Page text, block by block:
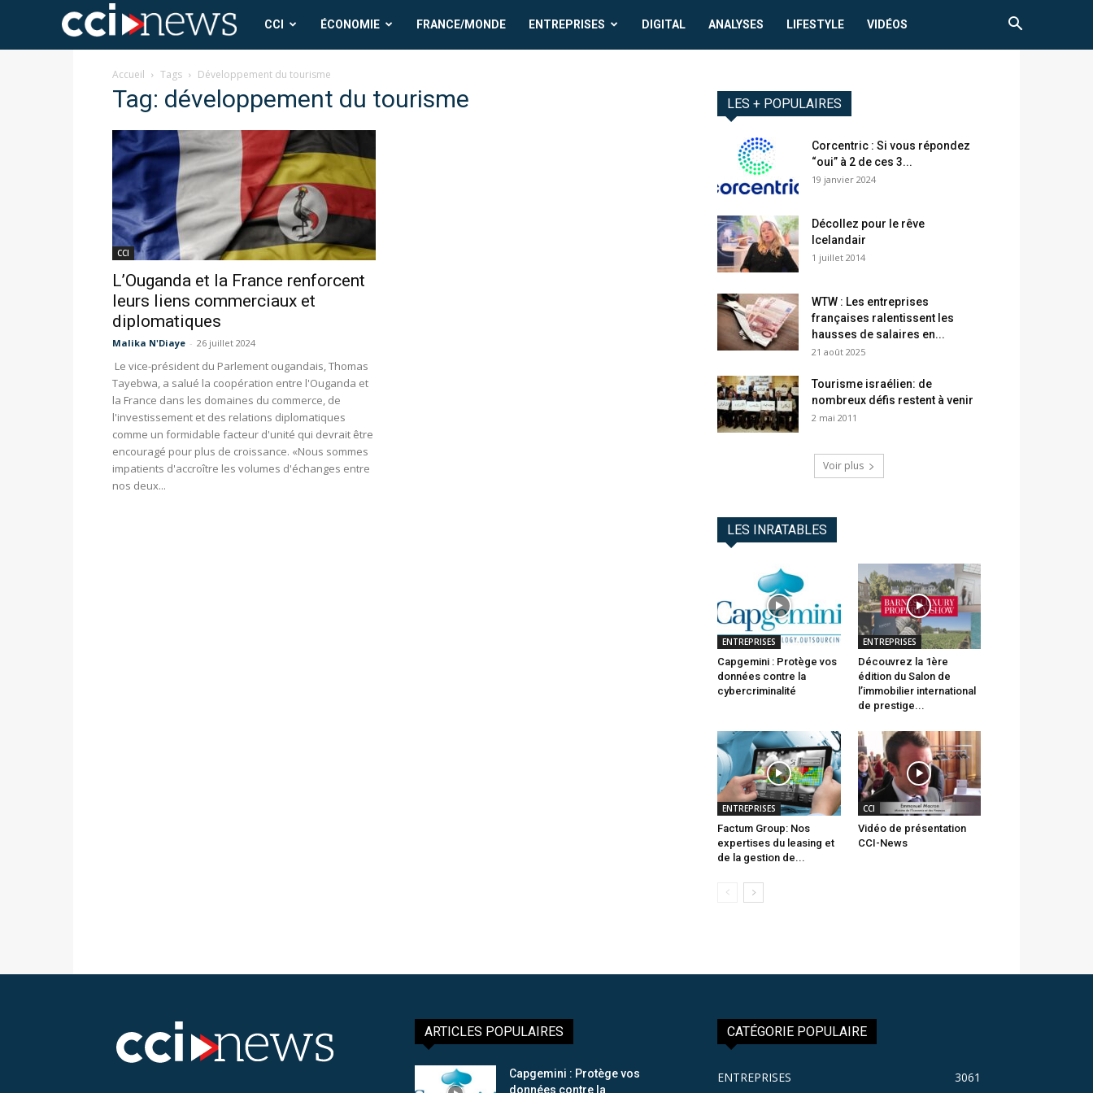
CCI
News
CCI ÉCONOMIE FRANCE/MONDE ENTREPRISES DIGITAL ANALYSES LIFESTYLE VIDÉOS
Accueil Tags Développement du tourisme
Tag: développement du tourisme
CCI
L’Ouganda et la France renforcent
leurs liens commerciaux et
diplomatiques
Malika N'Diaye - 26 juillet 2024
Le vice-président du Parlement ougandais, Thomas
Tayebwa, a salué la coopération entre l'Ouganda et
la France dans les domaines du commerce, de
l'investissement et des relations diplomatiques
comme un formidable facteur d'unité qui devrait être
encouragé pour plus de croissance. «Nous sommes
impatients d'accroître les volumes d'échanges entre
nos deux...
LES + POPULAIRES
Corcentric : Si vous répondez
“oui” à 2 de ces 3...
19 janvier 2024
Décollez pour le rêve
Icelandair
1 juillet 2014
WTW : Les entreprises
françaises ralentissent les
hausses de salaires en...
21 août 2025
Tourisme israélien: de
nombreux défis restent à venir
2 mai 2011
Voir plus
LES INRATABLES
ENTREPRISES
Capgemini : Protège vos
données contre la
cybercriminalité
ENTREPRISES
Découvrez la 1ère
édition du Salon de
l’immobilier international
de prestige...
ENTREPRISES
Factum Group: Nos
expertises du leasing et
de la gestion de...
CCI
Vidéo de présentation
CCI-News
ARTICLES POPULAIRES
Capgemini : Protège vos
données contre la
CATÉGORIE POPULAIRE
ENTREPRISES 3061